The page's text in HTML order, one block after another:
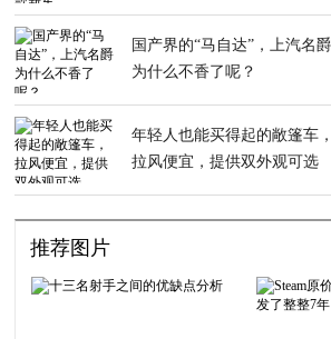
国产界的“马自达”，上汽名爵
为什么不香了呢？
年轻人也能买得起的敞篷车，
拉风便宜，提供双外观可选
推荐图片